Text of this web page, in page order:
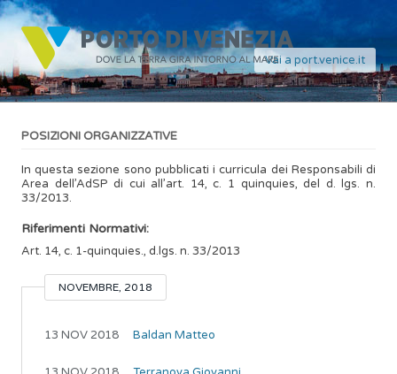
Vai a port.venice.it
POSIZIONI ORGANIZZATIVE
In questa sezione sono pubblicati i curricula dei Responsabili di
Area dell’AdSP di cui all’art. 14, c. 1 quinquies, del d. lgs. n.
33/2013.
Riferimenti Normativi:
Art. 14, c. 1-quinquies., d.lgs. n. 33/2013
NOVEMBRE, 2018
13 NOV 2018 Baldan Matteo